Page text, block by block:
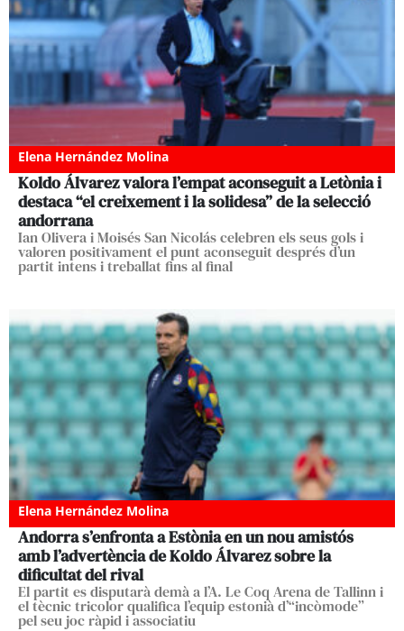
Elena Hernández Molina
Koldo Álvarez valora l’empat aconseguit a Letònia i
destaca “el creixement i la solidesa” de la selecció
andorrana
Ian Olivera i Moisés San Nicolás celebren els seus gols i
valoren positivament el punt aconseguit després d’un
partit intens i treballat fins al final
Elena Hernández Molina
Andorra s’enfronta a Estònia en un nou amistós
amb l’advertència de Koldo Álvarez sobre la
dificultat del rival
El partit es disputarà demà a l’A. Le Coq Arena de Tallinn i
el tècnic tricolor qualifica l’equip estonià d’“incòmode”
pel seu joc ràpid i associatiu